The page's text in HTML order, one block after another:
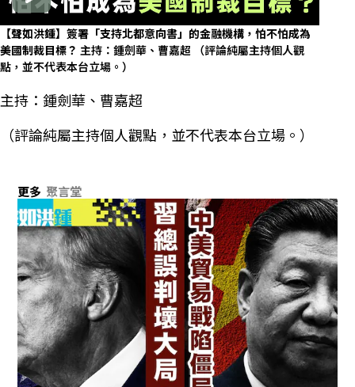
【聲如洪鍾】簽署「支持北都意向書」的金融機構，怕不怕成為
美國制裁目標？ 主持：鍾劍華、曹嘉超 （評論純屬主持個人觀
點，並不代表本台立場。）
主持：鍾劍華、曹嘉超
（評論純屬主持個人觀點，並不代表本台立場。）
更多 聚言堂